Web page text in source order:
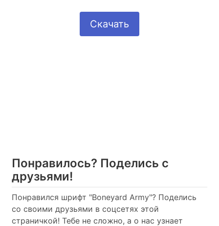
Скачать
Понравилось? Поделись с
друзьями!
Понравился шрифт "Boneyard Army"? Поделись
со своими друзьями в соцсетях этой
страничкой! Тебе не сложно, а о нас узнает